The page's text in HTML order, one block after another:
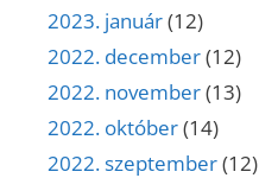
2023. január(12)
2022. december(12)
2022. november(13)
2022. október(14)
2022. szeptember(12)